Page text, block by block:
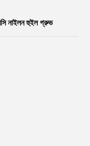
নাইলন হুইল গ্রুভ